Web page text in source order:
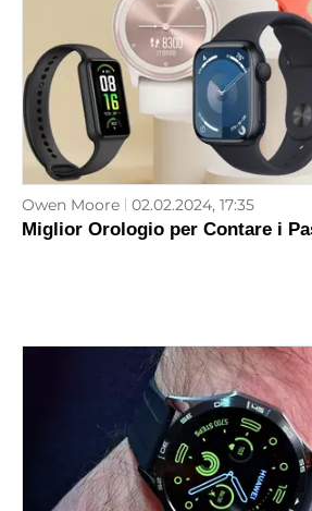
Owen Moore 02.02.2024, 17:35
Miglior Orologio per Contare i